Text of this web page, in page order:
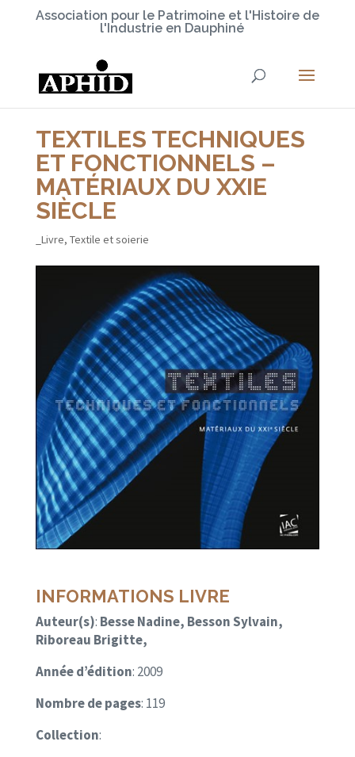
Association pour le Patrimoine et l'Histoire de
l'Industrie en Dauphiné
TEXTILES TECHNIQUES
ET FONCTIONNELS –
MATÉRIAUX DU XXIE
SIÈCLE
_Livre, Textile et soierie
INFORMATIONS LIVRE
Auteur(s): Besse Nadine, Besson Sylvain,
Riboreau Brigitte,
Année d’édition: 2009
Nombre de pages: 119
Collection: